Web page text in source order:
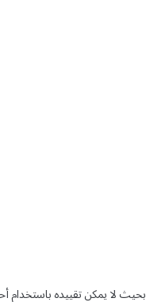
لا يمكن تقييده باستخدام